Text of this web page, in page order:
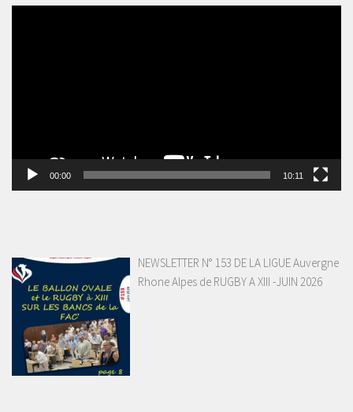
00:00 10:11
NEWSLETTER N° 153 DE LA LIGUE Auvergne
Rhone Alpes de RUGBY A XIII -JUIN 2026